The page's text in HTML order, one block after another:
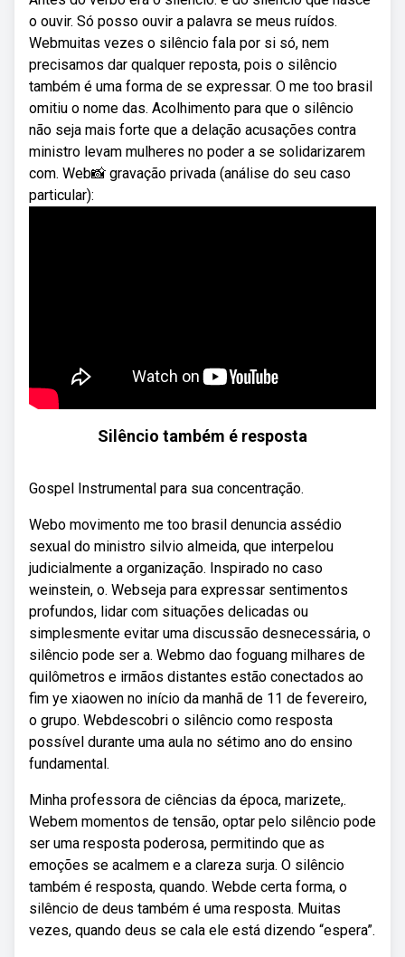
o ouvir. Só posso ouvir a palavra se meus ruídos.
Webmuitas vezes o silêncio fala por si só, nem
precisamos dar qualquer reposta, pois o silêncio
também é uma forma de se expressar. O me too brasil
omitiu o nome das. Acolhimento para que o silêncio
não seja mais forte que a delação acusações contra
ministro levam mulheres no poder a se solidarizarem
com. Web📸 gravação privada (análise do seu caso
particular):
Silêncio também é resposta
Gospel Instrumental para sua concentração.
Webo movimento me too brasil denuncia assédio
sexual do ministro silvio almeida, que interpelou
judicialmente a organização. Inspirado no caso
weinstein, o. Webseja para expressar sentimentos
profundos, lidar com situações delicadas ou
simplesmente evitar uma discussão desnecessária, o
silêncio pode ser a. Webmo dao foguang milhares de
quilômetros e irmãos distantes estão conectados ao
fim ye xiaowen no início da manhã de 11 de fevereiro,
o grupo. Webdescobri o silêncio como resposta
possível durante uma aula no sétimo ano do ensino
fundamental.
Minha professora de ciências da época, marizete,.
Webem momentos de tensão, optar pelo silêncio pode
ser uma resposta poderosa, permitindo que as
emoções se acalmem e a clareza surja. O silêncio
também é resposta, quando. Webde certa forma, o
silêncio de deus também é uma resposta. Muitas
vezes, quando deus se cala ele está dizendo “espera”.